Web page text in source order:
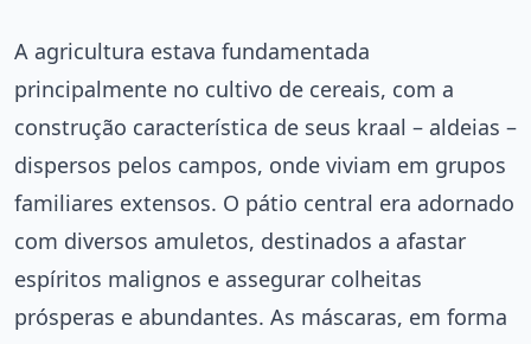
A agricultura estava fundamentada
principalmente no cultivo de cereais, com a
construção característica de seus kraal – aldeias –
dispersos pelos campos, onde viviam em grupos
familiares extensos. O pátio central era adornado
com diversos amuletos, destinados a afastar
espíritos malignos e assegurar colheitas
prósperas e abundantes. As máscaras, em forma